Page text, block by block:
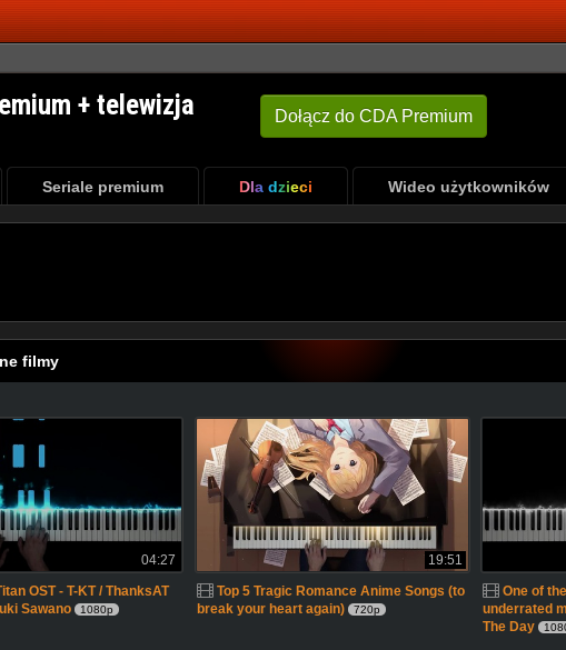
Seriale premium Dla dzieci Wideo użytkowników
filmy
04:27
OST - T-KT / ThanksAT
Sawano
1080p
19:51
Top 5 Tragic Romance Anime Songs (to
break your heart again)
720p
One of
underrated
The Day